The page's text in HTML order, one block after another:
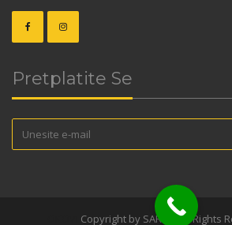
Pretplatite Se
Copyright by SARKA. All Rights